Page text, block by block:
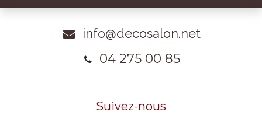
info@decosalon.net
04 275 00 85
Suivez-nous